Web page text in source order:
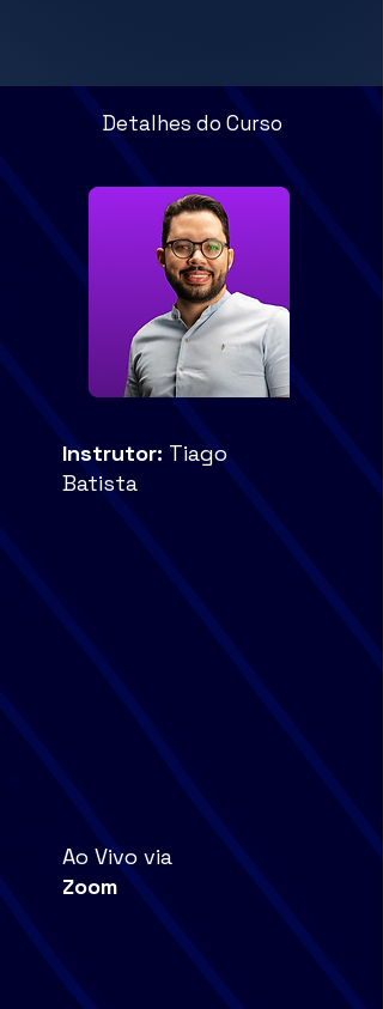
Detalhes do Curso
Instrutor: Tiago
Batista
Ao Vivo via
Zoom